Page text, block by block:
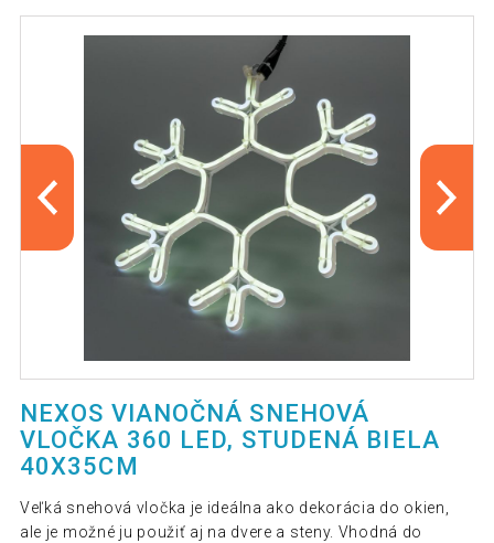
NEXOS VIANOČNÁ SNEHOVÁ
VLOČKA 360 LED, STUDENÁ BIELA
40X35CM
Veľká snehová vločka je ideálna ako dekorácia do okien,
ale je možné ju použiť aj na dvere a steny. Vhodná do